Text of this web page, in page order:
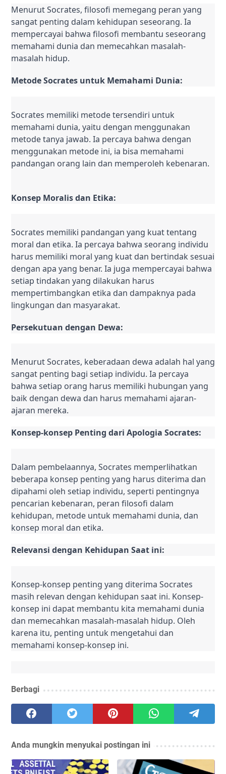
Menurut Socrates, filosofi memegang peran yang
sangat penting dalam kehidupan seseorang. Ia
mempercayai bahwa filosofi membantu seseorang
memahami dunia dan memecahkan masalah-
masalah hidup.
Metode Socrates untuk Memahami Dunia:
Socrates memiliki metode tersendiri untuk
memahami dunia, yaitu dengan menggunakan
metode tanya jawab. Ia percaya bahwa dengan
menggunakan metode ini, ia bisa memahami
pandangan orang lain dan memperoleh kebenaran.
Konsep Moralis dan Etika:
Socrates memiliki pandangan yang kuat tentang
moral dan etika. Ia percaya bahwa seorang individu
harus memiliki moral yang kuat dan bertindak sesuai
dengan apa yang benar. Ia juga mempercayai bahwa
setiap tindakan yang dilakukan harus
mempertimbangkan etika dan dampaknya pada
lingkungan dan masyarakat.
Persekutuan dengan Dewa:
Menurut Socrates, keberadaan dewa adalah hal yang
sangat penting bagi setiap individu. Ia percaya
bahwa setiap orang harus memiliki hubungan yang
baik dengan dewa dan harus memahami ajaran-
ajaran mereka.
Konsep-konsep Penting dari Apologia Socrates:
Dalam pembelaannya, Socrates memperlihatkan
beberapa konsep penting yang harus diterima dan
dipahami oleh setiap individu, seperti pentingnya
pencarian kebenaran, peran filosofi dalam
kehidupan, metode untuk memahami dunia, dan
konsep moral dan etika.
Relevansi dengan Kehidupan Saat ini:
Konsep-konsep penting yang diterima Socrates
masih relevan dengan kehidupan saat ini. Konsep-
konsep ini dapat membantu kita memahami dunia
dan memecahkan masalah-masalah hidup. Oleh
karena itu, penting untuk mengetahui dan
memahami konsep-konsep ini.
Berbagi
Anda mungkin menyukai postingan ini